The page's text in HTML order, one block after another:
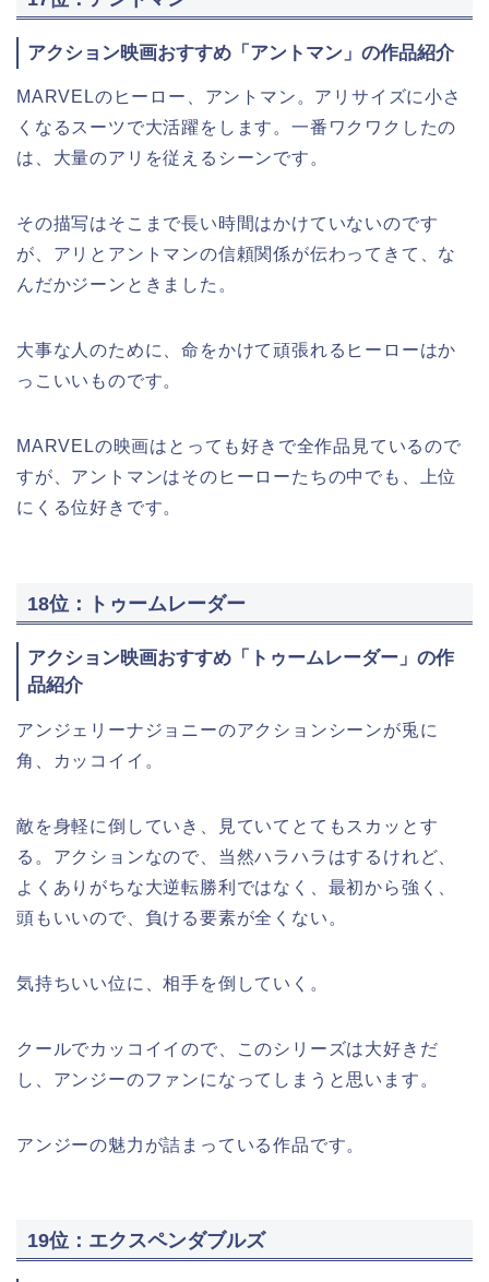
アクション映画おすすめ「アントマン」の作品紹介
MARVELのヒーロー、アントマン。アリサイズに小さ
くなるスーツで大活躍をします。一番ワクワクしたの
は、大量のアリを従えるシーンです。
その描写はそこまで長い時間はかけていないのです
が、アリとアントマンの信頼関係が伝わってきて、な
んだかジーンときました。
大事な人のために、命をかけて頑張れるヒーローはか
っこいいものです。
MARVELの映画はとっても好きで全作品見ているので
すが、アントマンはそのヒーローたちの中でも、上位
にくる位好きです。
18位：トゥームレーダー
アクション映画おすすめ「トゥームレーダー」の作
品紹介
アンジェリーナジョニーのアクションシーンが兎に
角、カッコイイ。
敵を身軽に倒していき、見ていてとてもスカッとす
る。アクションなので、当然ハラハラはするけれど、
よくありがちな大逆転勝利ではなく、最初から強く、
頭もいいので、負ける要素が全くない。
気持ちいい位に、相手を倒していく。
クールでカッコイイので、このシリーズは大好きだ
し、アンジーのファンになってしまうと思います。
アンジーの魅力が詰まっている作品です。
19位：エクスペンダブルズ